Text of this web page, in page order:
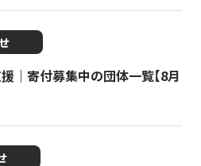
｜寄付募集中の団体一覧【8月